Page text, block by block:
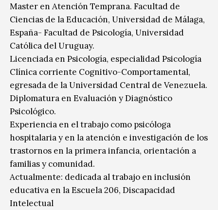
Master en Atención Temprana. Facultad de
Ciencias de la Educación, Universidad de Málaga,
España- Facultad de Psicología, Universidad
Católica del Uruguay.
Licenciada en Psicología, especialidad Psicología
Clínica corriente Cognitivo-Comportamental,
egresada de la Universidad Central de Venezuela.
Diplomatura en Evaluación y Diagnóstico
Psicológico.
Experiencia en el trabajo como psicóloga
hospitalaria y en la atención e investigación de los
trastornos en la primera infancia, orientación a
familias y comunidad.
Actualmente: dedicada al trabajo en inclusión
educativa en la Escuela 206, Discapacidad
Intelectual